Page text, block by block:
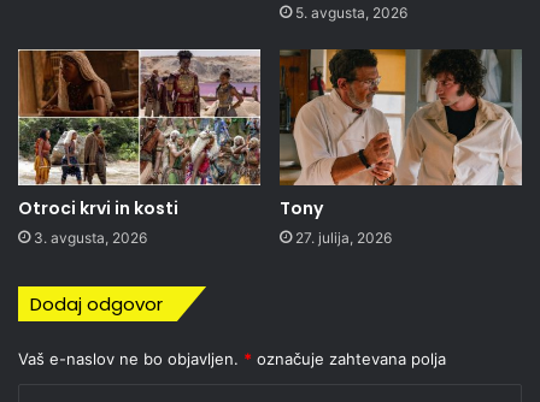
5. avgusta, 2026
Otroci krvi in kosti
3. avgusta, 2026
Tony
27. julija, 2026
Dodaj odgovor
Vaš e-naslov ne bo objavljen. * označuje zahtevana polja